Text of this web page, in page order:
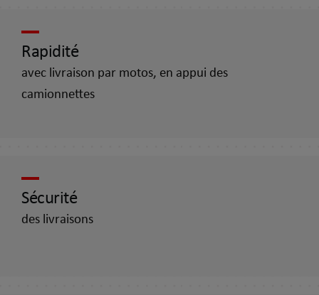
Rapidité
avec livraison par motos, en appui des
camionnettes
Sécurité
des livraisons